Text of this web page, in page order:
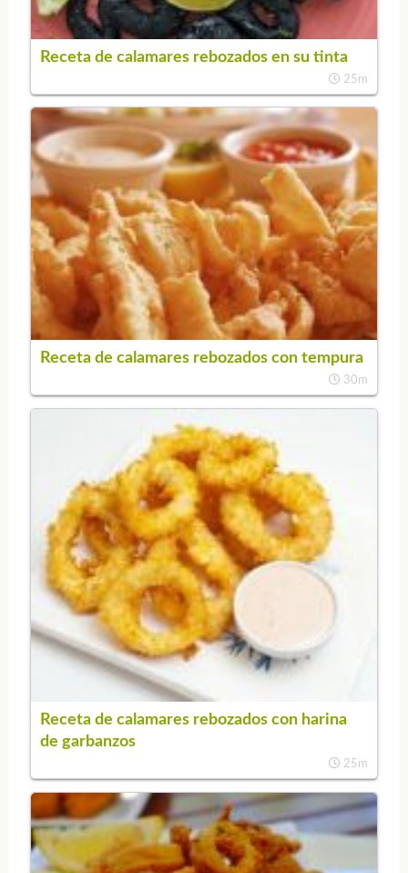
Receta de calamares rebozados en su tinta
25m
Receta de calamares rebozados con tempura
30m
Receta de calamares rebozados con harina
de garbanzos
25m